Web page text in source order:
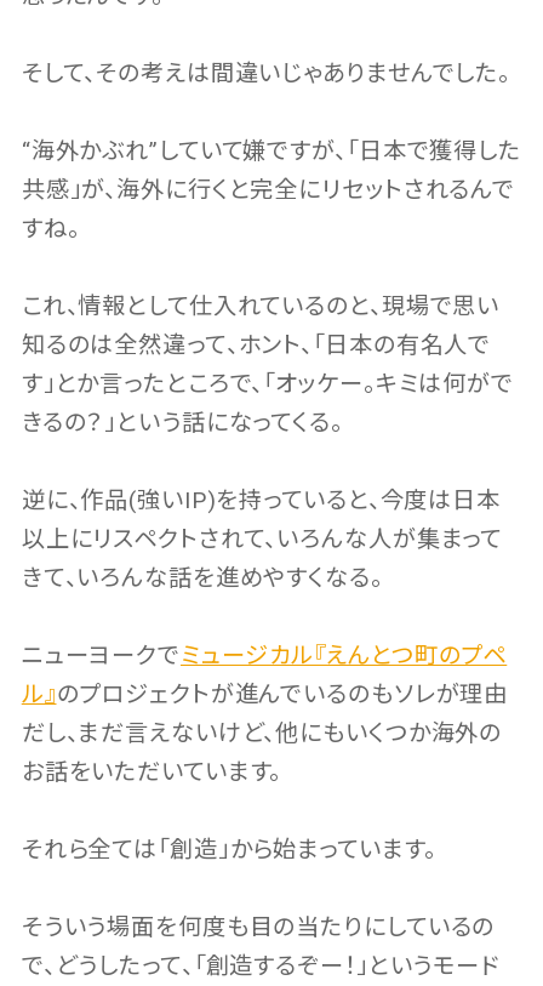
そして、その考えは間違いじゃありませんでした。
“海外かぶれ”していて嫌ですが、「日本で獲得した
共感」が、海外に行くと完全にリセットされるんで
すね。
これ、情報として仕入れているのと、現場で思い
知るのは全然違って、ホント、「日本の有名人で
す」とか言ったところで、「オッケー。キミは何がで
きるの？」という話になってくる。
逆に、作品(強いIP)を持っていると、今度は日本
以上にリスペクトされて、いろんな人が集まって
きて、いろんな話を進めやすくなる。
ニューヨークでミュージカル『えんとつ町のプペ
ル』のプロジェクトが進んでいるのもソレが理由
だし、まだ言えないけど、他にもいくつか海外の
お話をいただいています。
それら全ては「創造」から始まっています。
そういう場面を何度も目の当たりにしているの
で、どうしたって、「創造するぞー！」というモード